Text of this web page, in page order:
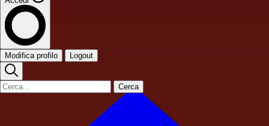
Modifica profilo Logout
Cerca